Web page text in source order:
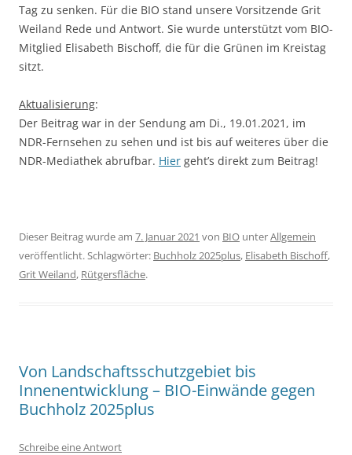
Tag zu senken. Für die BIO stand unsere Vorsitzende Grit
Weiland Rede und Antwort. Sie wurde unterstützt vom BIO-
Mitglied Elisabeth Bischoff, die für die Grünen im Kreistag
sitzt.
Aktualisierung:
Der Beitrag war in der Sendung am Di., 19.01.2021, im
NDR-Fernsehen zu sehen und ist bis auf weiteres über die
NDR-Mediathek abrufbar. Hier geht’s direkt zum Beitrag!
Dieser Beitrag wurde am 7. Januar 2021 von BIO unterAllgemein
veröffentlicht. Schlagwörter: Buchholz 2025plus, Elisabeth Bischoff,
Grit Weiland, Rütgersfläche.
Von Landschaftsschutzgebiet bis
Innenentwicklung – BIO-Einwände gegen
Buchholz 2025plus
Schreibe eine Antwort